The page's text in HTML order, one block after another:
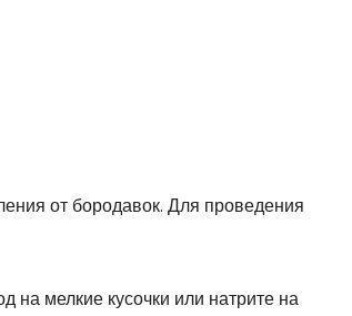
от бородавок. Для проведения
на мелкие кусочки или натрите на